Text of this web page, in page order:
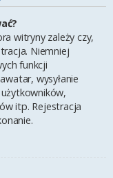
witryny zależy czy,
Niemniej
funkcji
wysyłanie
itp. Rejestracja